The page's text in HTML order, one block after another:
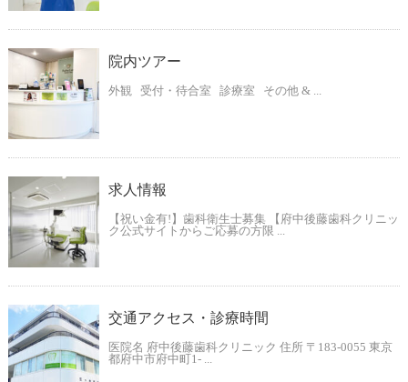
院内ツアー
外観 受付・待合室 診療室 その他 & ...
求人情報
【祝い金有!】歯科衛生士募集 【府中後藤歯科クリニッ
ク公式サイトからご応募の方限 ...
交通アクセス・診療時間
医院名 府中後藤歯科クリニック 住所 〒183-0055 東京
都府中市府中町1- ...